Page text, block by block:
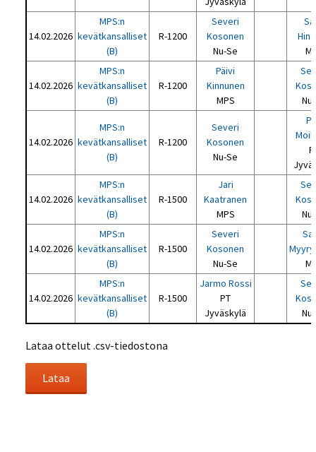
14.02.2026
MPS:n
kevätkansalliset
(B)
R-1200
Severi
Kosonen
Nu-Se
14.02.2026
MPS:n
kevätkansalliset
(B)
R-1200
Päivi
Kinnunen
MPS
14.02.2026
MPS:n
kevätkansalliset
(B)
R-1200
Severi
Kosonen
Nu-Se
14.02.2026
MPS:n
kevätkansalliset
(B)
R-1500
Jari
Kaatranen
MPS
14.02.2026
MPS:n
kevätkansalliset
(B)
R-1500
Severi
Kosonen
Nu-Se
14.02.2026
MPS:n
kevätkansalliset
(B)
R-1500
Jarmo Rossi
PT
Jyväskylä
Lataa ottelut .csv-tiedostona